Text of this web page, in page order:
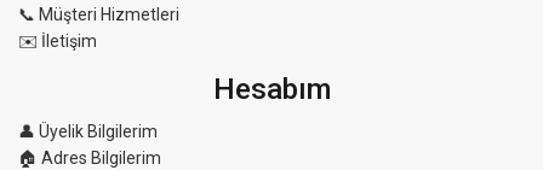
📞 Müşteri Hizmetleri
✉️ İletişim
Hesabım
👤 Üyelik Bilgilerim
🏠 Adres Bilgilerim